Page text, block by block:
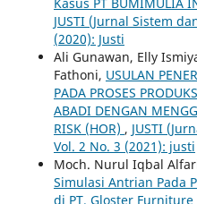
JUSTI (Jurnal Sistem
(2020): Justi
Ali Gunawan, Elly
Fathoni, USULAN
PADA PROSES
ABADI DENGAN
RISK (HOR) , JUSTI
Vol. 2 No. 3 (2021): justi
Moch. Nurul Iqbal
Simulasi Antrian Pada
di PT. Gloster